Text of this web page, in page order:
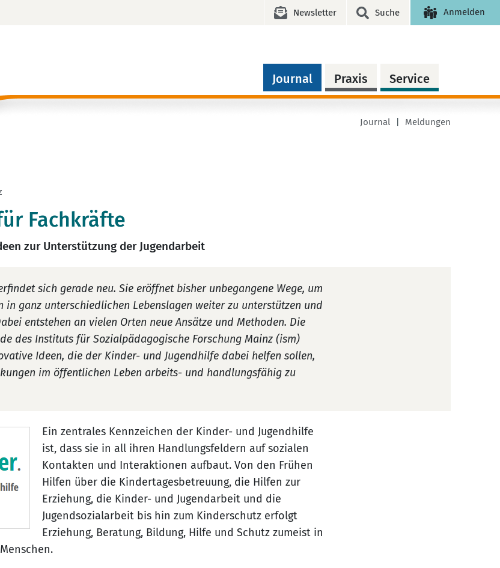
Newsletter Suche Anmelden
Journal Praxis Service
Journal Meldungen
Fachkräfte
zur Unterstützung der Jugendarbeit
sich gerade neu. Sie eröffnet bisher unbegangene Wege, um
in ganz unterschiedlichen Lebenslagen weiter zu unterstützen und
entstehen an vielen Orten neue Ansätze und Methoden. Die
des Instituts für Sozialpädagogische Forschung Mainz (ism)
Ideen, die der Kinder- und Jugendhilfe dabei helfen sollen,
im öffentlichen Leben arbeits- und handlungsfähig zu
Ein zentrales Kennzeichen der Kinder- und Jugendhilfe
ist, dass sie in all ihren Handlungsfeldern auf sozialen
Kontakten und Interaktionen aufbaut. Von den Frühen
Hilfen über die Kindertagesbetreuung, die Hilfen zur
Erziehung, die Kinder- und Jugendarbeit und die
Jugendsozialarbeit bis hin zum Kinderschutz erfolgt
Erziehung, Beratung, Bildung, Hilfe und Schutz zumeist in